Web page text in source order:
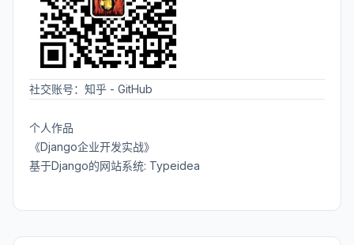
社交账号： 知乎 - GitHub
个人作品
《Django企业开发实战》
基于Django的网站系统: Typeidea